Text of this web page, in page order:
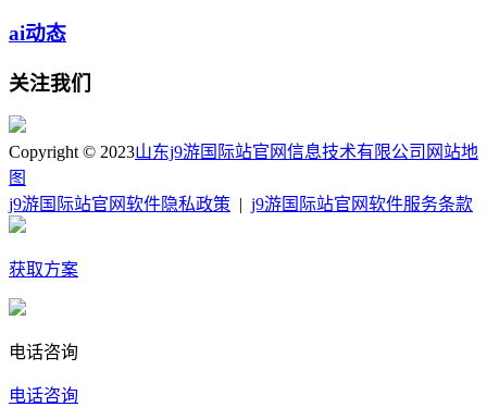
ai动态
关注我们
Copyright © 2023山东j9游国际站官网信息技术有限公司 网站地
图
j9游国际站官网软件隐私政策
j9游国际站官网软件服务条款
获取方案
电话咨询
电话咨询